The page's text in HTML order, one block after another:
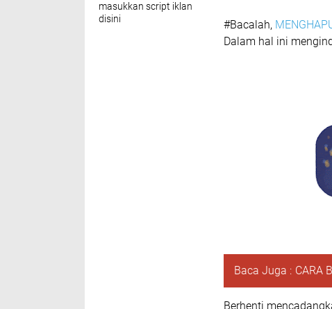
masukkan script iklan
disini
#Bacalah,
Dalam hal ini
Baca Juga : CARA
Berhenti